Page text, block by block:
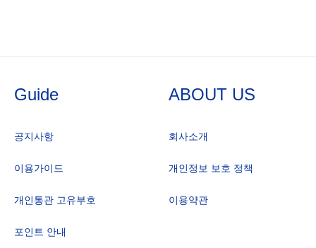
Guide
공지사항
이용가이드
개인통관 고유부호
포인트 안내
ABOUT US
회사소개
개인정보 보호 정책
이용약관